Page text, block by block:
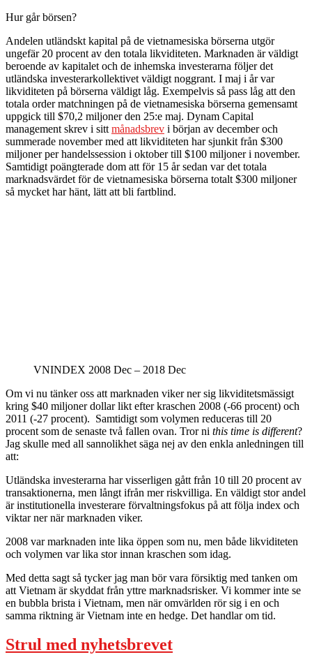
Hur går börsen?
Andelen utländskt kapital på de vietnamesiska börserna utgör
ungefär 20 procent av den totala likviditeten. Marknaden är väldigt
beroende av kapitalet och de inhemska investerarna följer det
utländska investerarkollektivet väldigt noggrant. I maj i år var
likviditeten på börserna väldigt låg. Exempelvis så pass låg att den
totala order matchningen på de vietnamesiska börserna gemensamt
uppgick till $70,2 miljoner den 25:e maj. Dynam Capital
management skrev i sitt månadsbrev i början av december och
summerade november med att likviditeten har sjunkit från $300
miljoner per handelssession i oktober till $100 miljoner i november.
Samtidigt poängterade dom att för 15 år sedan var det totala
marknadsvärdet för de vietnamesiska börserna totalt $300 miljoner
så mycket har hänt, lätt att bli fartblind.
VNINDEX 2008 Dec – 2018 Dec
Om vi nu tänker oss att marknaden viker ner sig likviditetsmässigt
kring $40 miljoner dollar likt efter kraschen 2008 (-66 procent) och
2011 (-27 procent). Samtidigt som volymen reduceras till 20
procent som de senaste två fallen ovan. Tror ni this time is different?
Jag skulle med all sannolikhet säga nej av den enkla anledningen till
att:
Utländska investerarna har visserligen gått från 10 till 20 procent av
transaktionerna, men långt ifrån mer riskvilliga. En väldigt stor andel
är institutionella investerare förvaltningsfokus på att följa index och
viktar ner när marknaden viker.
2008 var marknaden inte lika öppen som nu, men både likviditeten
och volymen var lika stor innan kraschen som idag.
Med detta sagt så tycker jag man bör vara försiktig med tanken om
att Vietnam är skyddat från yttre marknadsrisker. Vi kommer inte se
en bubbla brista i Vietnam, men när omvärlden rör sig i en och
samma riktning är Vietnam inte en hedge. Det handlar om tid.
Strul med nyhetsbrevet